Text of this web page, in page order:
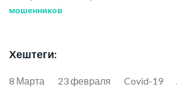
мошенников
Хештеги:
8 Марта 23 февраля Covid-19